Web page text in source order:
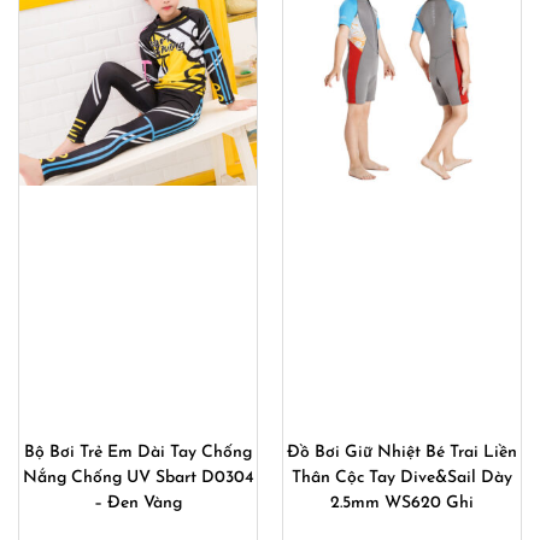
Bộ Bơi Trẻ Em Dài Tay Chống
Nắng Chống UV Sbart D0304
– Đen Vàng
Đồ Bơi Giữ Nhiệt Bé Trai Liền
Thân Cộc Tay Dive&Sail Dày
2.5mm WS620 Ghi